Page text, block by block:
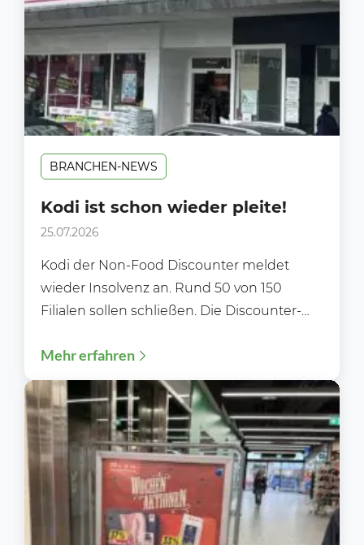
BRANCHEN-NEWS
Kodi ist schon wieder pleite!
25.07.2026
Kodi der Non-Food Discounter meldet
wieder Insolvenz an. Rund 50 von 150
Filialen sollen schließen. Die Discounter-
Mehr erfahren